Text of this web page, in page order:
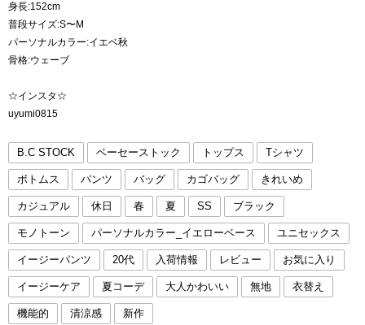
身長:152cm
普段サイズ:S〜M
パーソナルカラー:イエベ秋
骨格:ウェーブ
☆インスタ☆
uyumi0815
B.C STOCK ベーセーストック トップス Tシャツ
ボトムス パンツ バッグ カゴバッグ きれいめ
カジュアル 休日 春 夏 SS ブラック
モノトーン パーソナルカラー_イエローベース ユニセックス
イージーパンツ 20代 入荷情報 レビュー お気に入り
イージーケア 夏コーデ 大人かわいい 無地 衣替え
機能的 清涼感 新作